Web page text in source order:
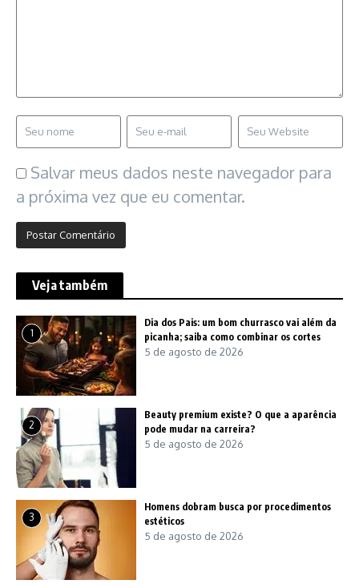
Salvar meus dados neste navegador para
a próxima vez que eu comentar.
Veja também
1
Dia dos Pais: um bom churrasco vai além da
picanha; saiba como combinar os cortes
5 de agosto de 2026
2
Beauty premium existe? O que a aparência
pode mudar na carreira?
5 de agosto de 2026
3
Homens dobram busca por procedimentos
estéticos
5 de agosto de 2026